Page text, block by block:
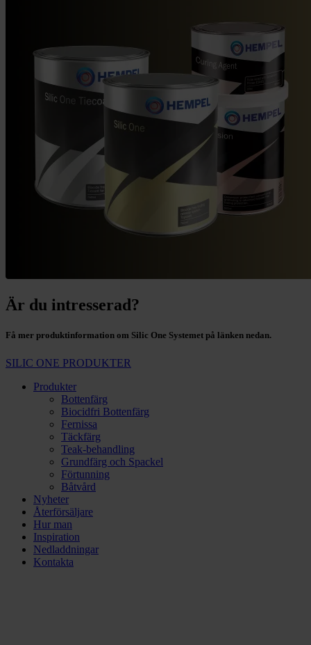
Är du intresserad?
Få mer produktinformation om Silic One Systemet på länken nedan.
SILIC ONE PRODUKTER
Produkter
Bottenfärg
Biocidfri Bottenfärg
Fernissa
Täckfärg
Teak-behandling
Grundfärg och Spackel
Förtunning
Båtvård
Nyheter
Återförsäljare
Hur man
Inspiration
Nedladdningar
Kontakta